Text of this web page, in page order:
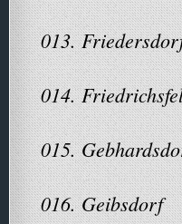
013.
014.
015.
016. Geibsdorf